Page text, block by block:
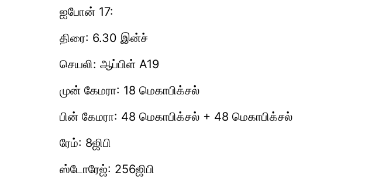
ஐபோன் 17:
திரை: 6.30 இன்ச்
செயலி: ஆப்பிள் A19
முன் கேமரா: 18 மெகாபிக்சல்
பின் கேமரா: 48 மெகாபிக்சல் + 48 மெகாபிக்சல்
ரேம்: 8ஜிபி
ஸ்டோரேஜ்: 256ஜிபி